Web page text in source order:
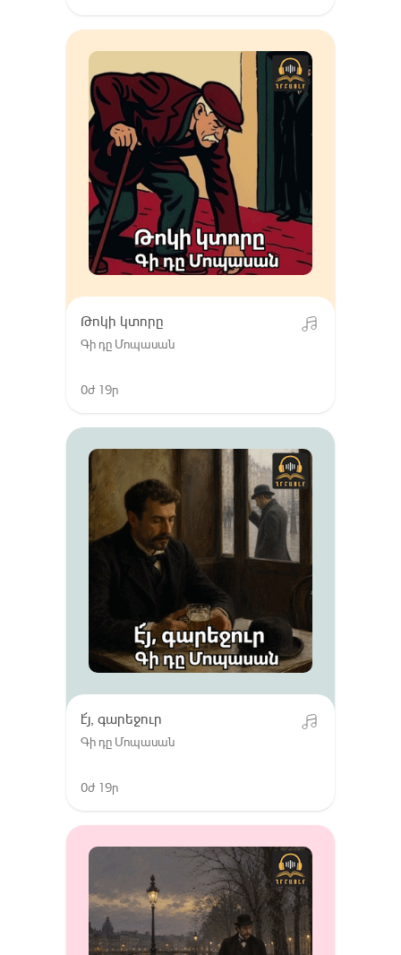
Թոկի կտորը
Գի դը Մոպասան
0ժ 19ր
է՜յ, գարեջուր
Գի դը Մոպասան
0ժ 19ր